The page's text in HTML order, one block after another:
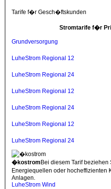
Tarife f�r Gesch�ftskunden
Stromtarife f�r
Grundversorgung
LuheStrom Regional 12
LuheStrom Regional 24
LuheStrom Regional 12
LuheStrom Regional 24
LuheStrom Regional 12
LuheStrom Regional 24
�kostrom Bei diesem Tarif
Energiequellen oder hocheffizienten
Anlagen.
LuheStrom Wind